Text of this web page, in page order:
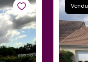
Vendu